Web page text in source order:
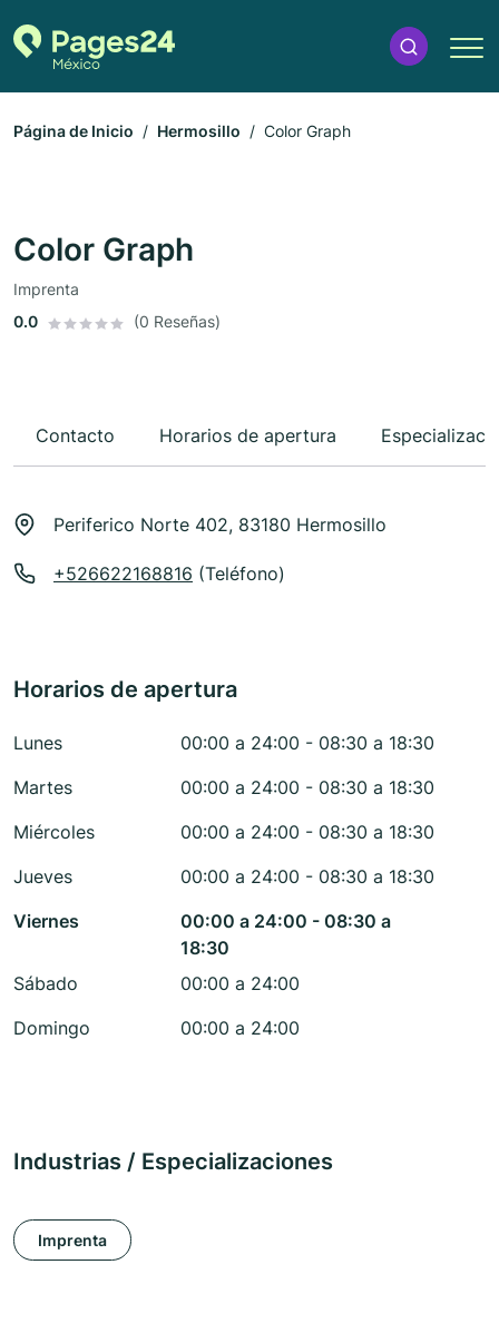
Página de Inicio Hermosillo Color Graph
Color Graph
Imprenta
0.0
(0 Reseñas)
Contacto Horarios de apertura
Periferico Norte 402, 83180 Hermosillo
+526622168816 (Teléfono)
Horarios de apertura
Lunes
00:00 a 24:00 - 08:30 a 18:30
Martes
00:00 a 24:00 - 08:30 a 18:30
Miércoles
00:00 a 24:00 - 08:30 a 18:30
Jueves
00:00 a 24:00 - 08:30 a 18:30
Viernes
00:00 a 24:00 - 08:30 a
18:30
Sábado
00:00 a 24:00
Domingo
00:00 a 24:00
Industrias / Especializaciones
Imprenta